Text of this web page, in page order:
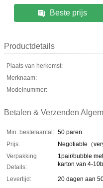
Beste prijs
Productdetails
Plaats van herkomst:
Merknaam:
Modelnummer:
Betalen & Verzenden
Min. bestelaantal: 50 paren
Prijs:
Negotiable（
Verpakking
Details:
1pair/bubble
karton van 4-
Levertijd:
20 dagen aan